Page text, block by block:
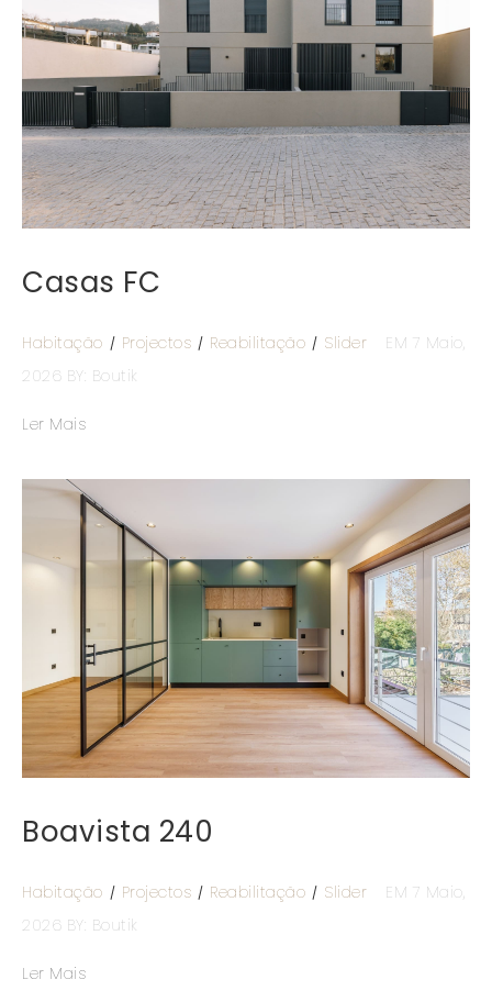
Casas FC
Habitação Projectos Reabilitação Slider
EM 7 Maio,
2026 BY: Boutik
Ler Mais
Boavista 240
Habitação Projectos Reabilitação Slider
EM 7 Maio,
2026 BY: Boutik
Ler Mais